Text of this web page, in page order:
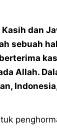
dan
sebuah
Allah.